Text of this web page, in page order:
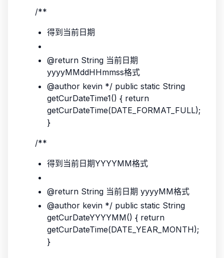
/**
得到当前日期
@return String 当前日期
yyyyMMddHHmmss格式
@author kevin */ public static String
getCurDateTime1() { return
getCurDateTime(DATE_FORMAT_FULL);
}
/**
得到当前日期YYYYMM格式
@return String 当前日期 yyyyMM格式
@author kevin */ public static String
getCurDateYYYYMM() { return
getCurDateTime(DATE_YEAR_MONTH);
}